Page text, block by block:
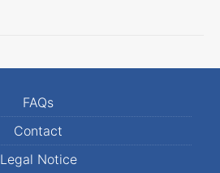
FAQs
Contact
Legal Notice